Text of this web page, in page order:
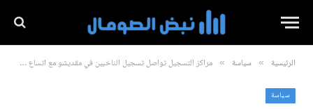
الرئيسية » سياسة » مراكز التسجيل تواصل تسجيل الناخبين في مقديشو مع اتساع رقعة المشاركة
سياسة